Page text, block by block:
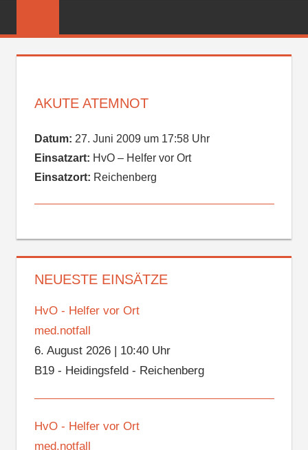
FEUERWEHR
AKUTE ATEMNOT
Datum: 27. Juni 2009 um 17:58 Uhr
Einsatzart: HvO – Helfer vor Ort
Einsatzort: Reichenberg
NEUESTE EINSÄTZE
HvO - Helfer vor Ort
med.notfall
6. August 2026| 10:40 Uhr
B19 - Heidingsfeld - Reichenberg
HvO - Helfer vor Ort
med.notfall